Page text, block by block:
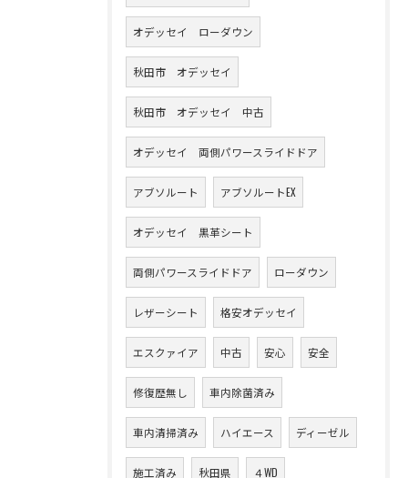
オデッセイ ローダウン
秋田市 オデッセイ
秋田市 オデッセイ 中古
オデッセイ 両側パワースライドドア
アブソルート アブソルートEX
オデッセイ 黒革シート
両側パワースライドドア ローダウン
レザーシート 格安オデッセイ
エスクァイア 中古 安心 安全
修復歴無し 車内除菌済み
車内清掃済み ハイエース ディーゼル
施工済み 秋田県 ４WD